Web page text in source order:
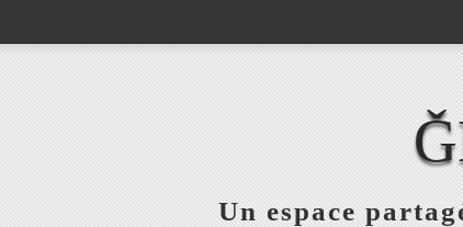
Un espace